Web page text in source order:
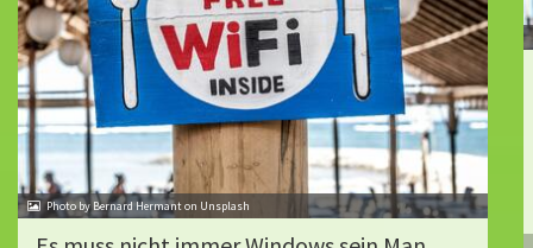
Photo by Bernard Hermant on Unsplash